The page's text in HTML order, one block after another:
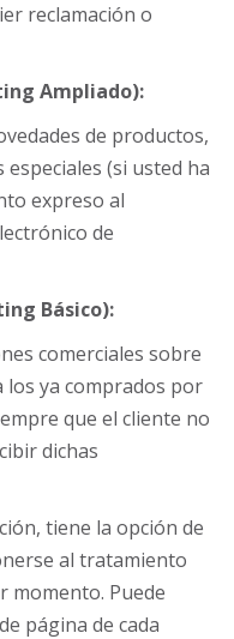
reclamación o
Ampliado):
de productos,
(si usted ha
expreso al
de
Básico):
comerciales sobre
ya comprados por
que el cliente no
dichas
tiene la opción de
al tratamiento
momento. Puede
página de cada